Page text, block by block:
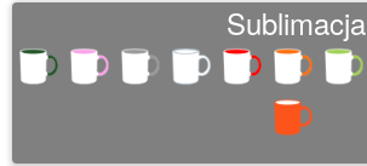
Sublimacja